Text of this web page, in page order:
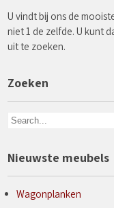
U vindt bij ons de
niet 1 de zelfde. U kunt
uit te zoeken.
Zoeken
Nieuwste meubels
Wagonplanken